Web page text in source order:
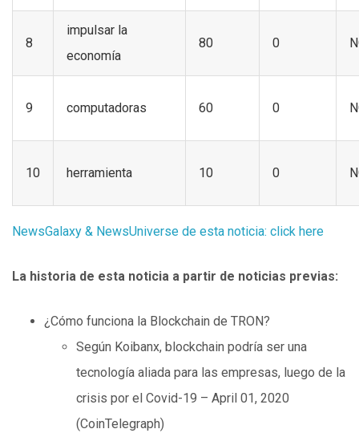
8
impulsar la
economía
80 0
9 computadoras 60 0
10 herramienta 10 0
NewsGalaxy & NewsUniverse de esta noticia: click here
La historia de esta noticia a partir de noticias previas:
¿Cómo funciona la Blockchain de TRON?
Según Koibanx, blockchain podría ser una
tecnología aliada para las empresas, luego de la
crisis por el Covid-19 – April 01, 2020
(CoinTelegraph)